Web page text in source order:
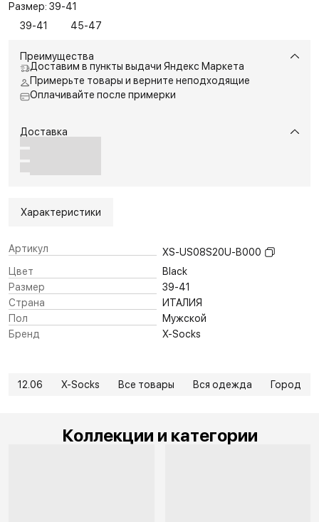
Размер: 39-41
39-41
45-47
Преимущества
Доставим в пункты выдачи Яндекс Маркета
Примерьте товары и верните неподходящие
Оплачивайте после примерки
Доставка
Характеристики
Артикул
XS-US08S20U-B000
Цвет
Black
Размер
39-41
Страна
ИТАЛИЯ
Пол
Мужской
Бренд
X-Socks
12.06 X-Socks Все товары Вся одежда Город
Коллекции и категории